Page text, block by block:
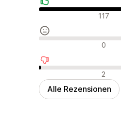
Positive Bewertungen
117
Neutrale Bewertungen
0
Negative Bewertungen
2
Alle Rezensionen